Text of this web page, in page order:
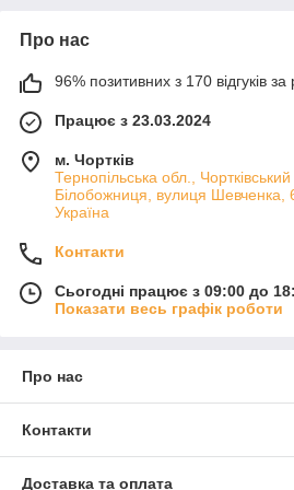
Про нас
96% позитивних з 170 відгуків за
Працює з 23.03.2024
м. Чортків
Тернопільська обл.,
Білобожниця, вулиця Шевченка,
Україна
Контакти
Сьогодні працює з 09:00 до
Показати весь графік роботи
Про нас
Контакти
Доставка та оплата